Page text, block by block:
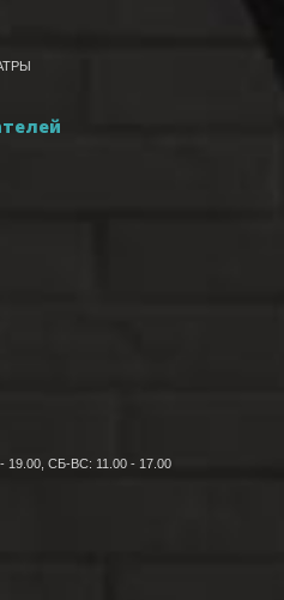
СБ-ВС: 11.00 - 17.00